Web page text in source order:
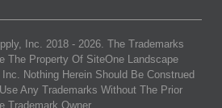
Inc. 2018 - 2026. The Trademarks
The Property Of SiteOne Landscape
Nothing Herein Should Be Construed
Any Trademarks Without The Prior
Trademark Owner.